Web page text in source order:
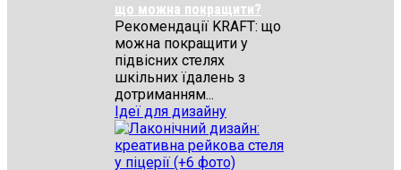
що можна покращити?
Рекомендації KRAFT: що
можна покращити у
підвісних стелях
шкільних їдалень з
дотриманням...
Ідеї для дизайну